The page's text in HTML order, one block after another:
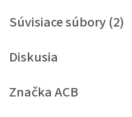
Súvisiace súbory (2)
Diskusia
ZnačkaACB